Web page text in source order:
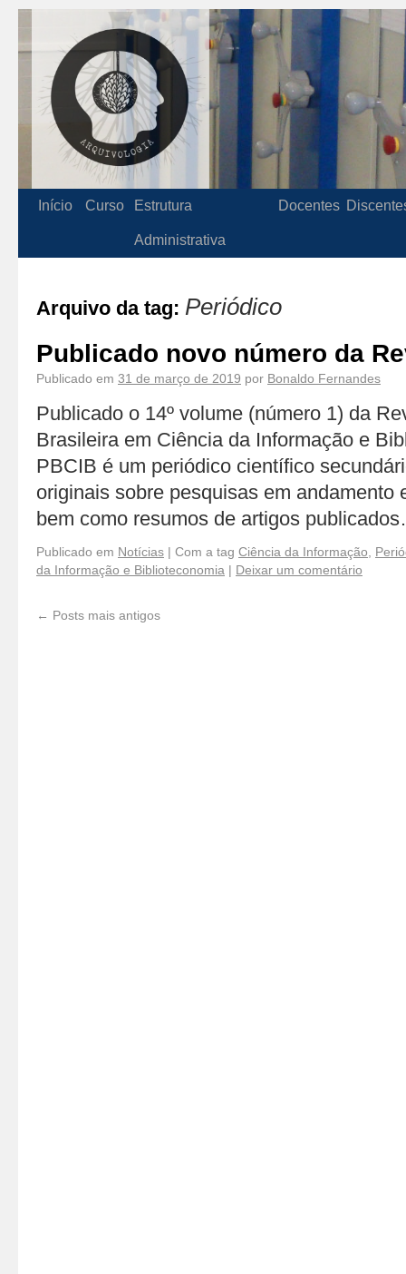
Início Curso Estrutura
Administrativa
Docentes
Arquivo da tag: Periódico
Publicado novo número da
Publicado em 31 de março de 2019 por Bonaldo Fernandes
Publicado o 14º volume (número 1) da
Brasileira em Ciência da Informação e
PBCIB é um periódico científico
originais sobre pesquisas em andamento
bem como resumos de artigos
Publicado em Notícias | Com a tag Ciência da Informação
da Informação e Biblioteconomia | Deixar um comentário
← Posts mais antigos